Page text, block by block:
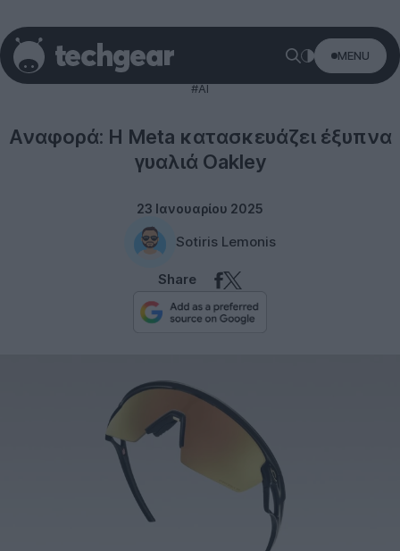
MENU
#AI
Αναφορά: Η Meta κατασκευάζει έξυπνα
γυαλιά Oakley
23 Ιανουαρίου 2025
Sotiris Lemonis
Share